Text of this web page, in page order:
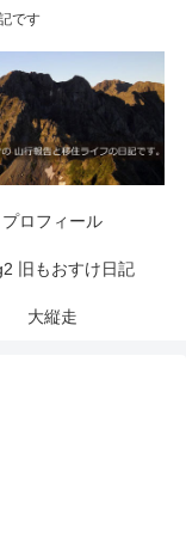
です
プロフィール
旧もおすけ日記
大縦走